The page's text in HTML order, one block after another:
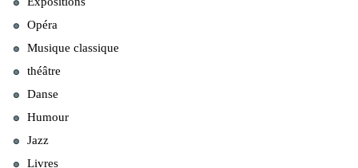
Opéra
Musique classique
théâtre
Danse
Humour
Jazz
Livres